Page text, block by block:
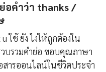
อคำว่า thanks /
ใช้ ยัง ไงให้ถูกต้องใน
บรวมคำย่อ ขอบคุณภาษา
ารออนไลน์ในชีวิตประจำ